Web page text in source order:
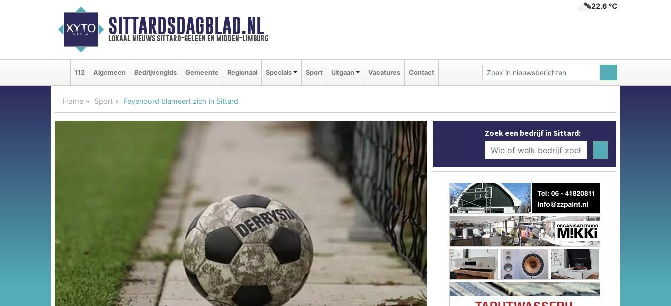
SITTARDSDAGBLAD.NL
lokaal nieuws sittard-geleen en midden-limburg
22.6 ℃
112 Algemeen Bedrijvengids Gemeente Regionaal Specials Sport Uitgaan Vacatures Contact
Home Sport Feyenoord blameert zich in Sittard
Zoek een bedrijf in Sittard: